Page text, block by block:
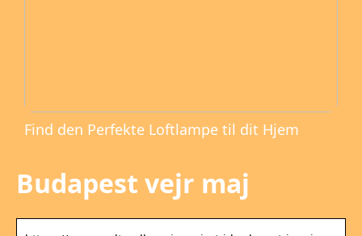
Find den Perfekte Loftlampe til dit Hjem
Budapest vejr maj